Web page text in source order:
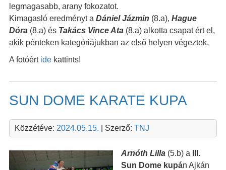
legmagasabb, arany fokozatot.
Kimagasló eredményt a Dániel Jázmin (8.a), Hague
Dóra(8.a) és Takács Vince Ata(8.a) alkotta csapat ért el,
akik pénteken kategóriájukban az első helyen végeztek.
A fotóért idekattints!
SUN DOME KARATE KUPA
Közzétéve: 2024.05.15. | Szerző: TNJ
Arnóth Lilla(5.b) a
III.
Sun Dome kupán Ajkán